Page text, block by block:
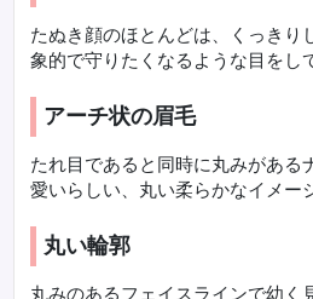
たぬき顔のほとんどは、くっきり
象的で守りたくなるような目をし
アーチ状の眉毛
たれ目であると同時に丸みがある
愛いらしい、丸い柔らかなイメー
丸い輪郭
丸みのあるフェイスラインで幼く